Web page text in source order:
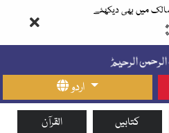
میں بھی دیکھئے
اردو
القرآن کتابیں